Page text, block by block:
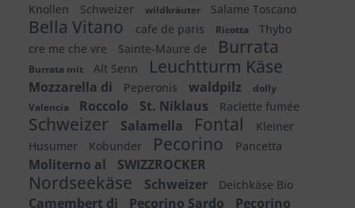
Knollen
Schweizer wildkräuter Salame Toscano
Bella Vitano cafe de paris Ricotta
Thybo
cre me che vre
Sainte-Maure de Burrata
Burrata mit Alt Senn Leuchtturm Käse
Mozzarella di Peperonis waldpilz
dolly
Valencia
Roccolo St. Niklaus Raclette fumée
Schweizer Salamella Fontal
Kleiner
Husumer
Kobunder Pecorino Pancetta
Moliterno al SWIZZROCKER
Nordseekäse Schweizer Deichkäse Bio
Camembert di Pecorino Sardo
Pecorino